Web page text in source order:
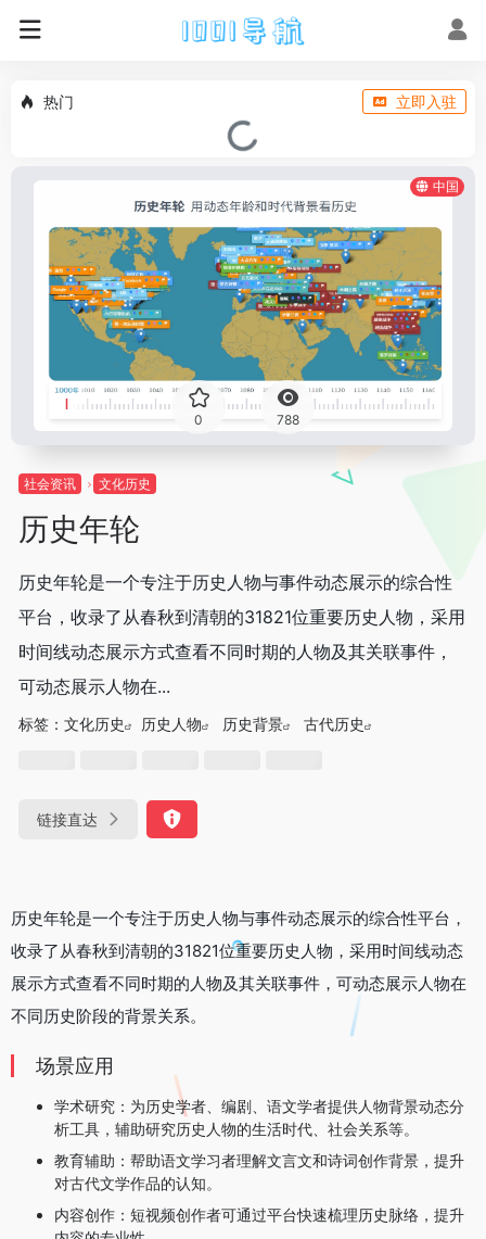
热门 立即入驻
中国
0 788
社会资讯 文化历史
历史年轮
历史年轮是一个专注于历史人物与事件动态展示的综合性
平台，收录了从春秋到清朝的31821位重要历史人物，采用
时间线动态展示方式查看不同时期的人物及其关联事件，
可动态展示人物在...
标签： 文化历史 历史人物 历史背景 古代历史
链接直达
历史年轮是一个专注于历史人物与事件动态展示的综合性平台，
收录了从春秋到清朝的31821位重要历史人物，采用时间线动态
展示方式查看不同时期的人物及其关联事件，可动态展示人物在
不同历史阶段的背景关系。
场景应用
‌学术研究‌：为历史学者、编剧、语文学者提供人物背景动态分
析工具，辅助研究历史人物的生活时代、社会关系等。
‌教育辅助‌：帮助语文学习者理解文言文和诗词创作背景，提升
对古代文学作品的认知。
‌内容创作‌：短视频创作者可通过平台快速梳理历史脉络，提升